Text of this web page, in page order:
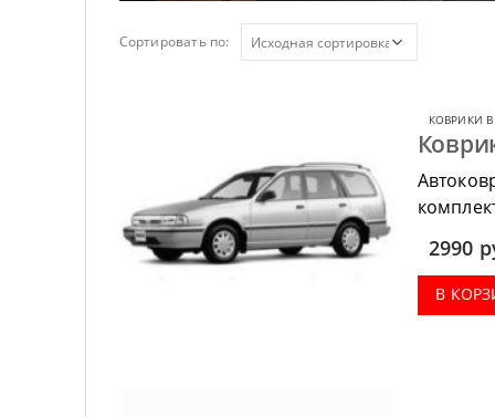
Сортировать по:
КОВРИКИ В
2990
В